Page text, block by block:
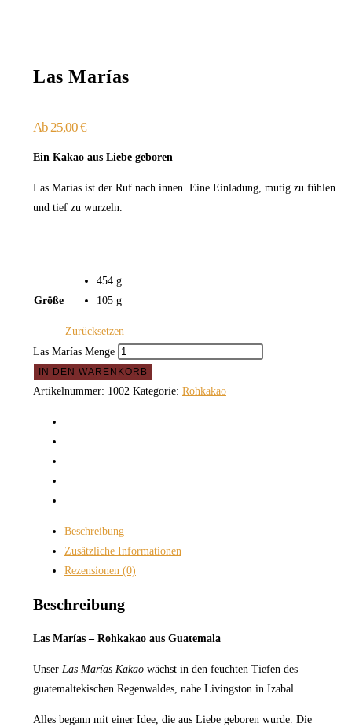
Las Marías
Ab25,00€
Ein Kakao aus Liebe geboren
Las Marías ist der Ruf nach innen. Eine Einladung, mutig zu fühlen
und tief zu wurzeln.
Größe
454 g
105 g
Zurücksetzen
Las Marías Menge
IN DEN WARENKORB
Artikelnummer: 1002 Kategorie: Rohkakao
Beschreibung
Zusätzliche Informationen
Rezensionen (0)
Beschreibung
Las Marías – Rohkakao aus Guatemala
Unser Las Marías Kakao wächst in den feuchten Tiefen des
guatemaltekischen Regenwaldes, nahe Livingston in Izabal.
Alles begann mit einer Idee, die aus Liebe geboren wurde. Die